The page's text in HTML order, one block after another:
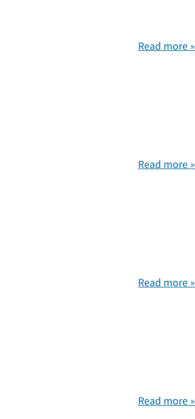
Read more »
Read more »
Read more »
Read more »